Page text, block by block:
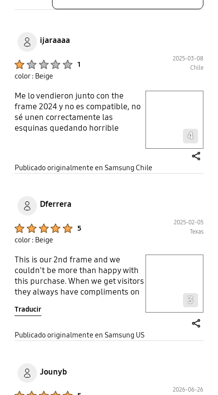
ijaraaaa
1
2025-03-08
Chile
color : Beige
Me lo vendieron junto con the
frame 2024 y no es compatible, no
sé unen correctamente las
esquinas quedando horrible
4
Publicado originalmente en Samsung Chile
Dferrera
5
2025-02-05
Texas
color : Beige
This is our 2nd frame and we
couldn't be more than happy with
this purchase. When we get visitors
they always have compliments on
also the image quality. Some didn't
TV.
Traducir
3
Publicado originalmente en Samsung US
Jounyb
2026-06-26